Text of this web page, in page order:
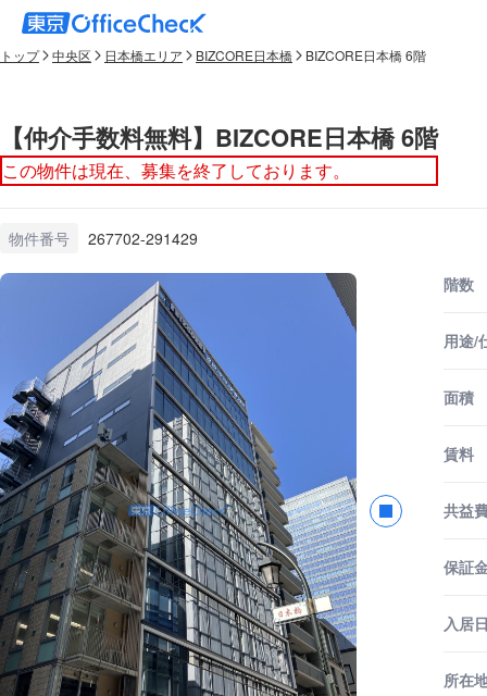
トップ 中央区 日本橋エリア BIZCORE日本橋 BIZCORE日本橋 6階
【仲介手数料無料】BIZCORE日本橋 6階
この物件は現在、募集を終了しております。
物件番号 267702-291429
階数
用途/
面積
賃料
共益
保証
入居
所在